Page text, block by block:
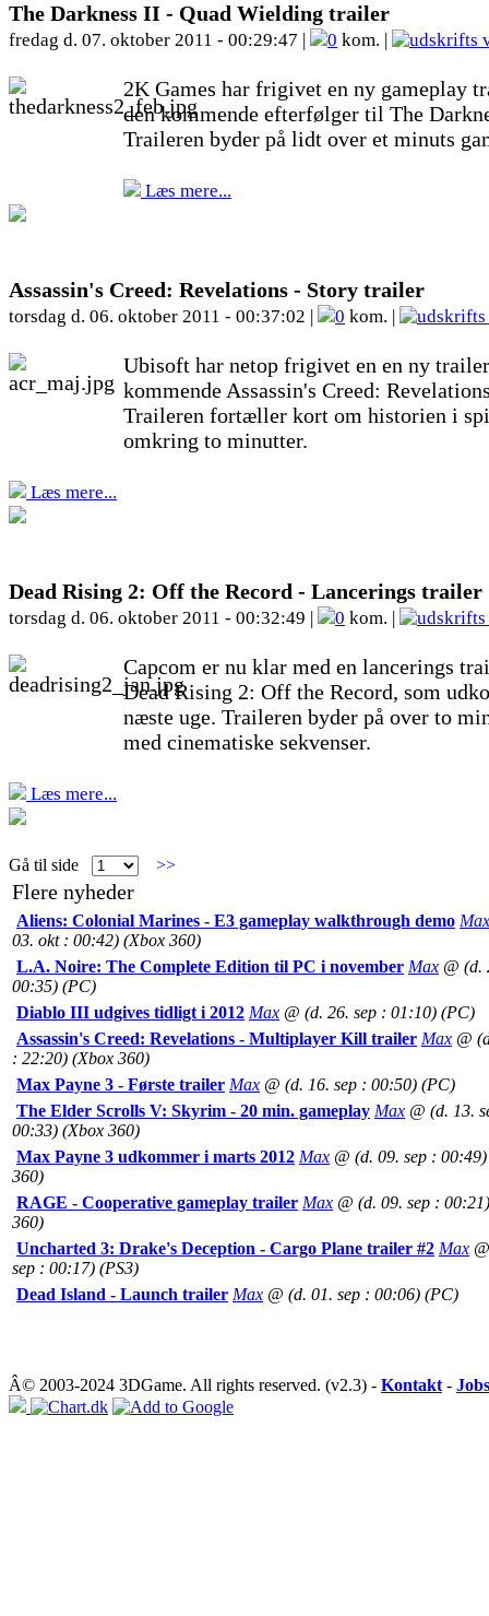
The Darkness II - Quad Wielding trailer
fredag d. 07. oktober 2011 - 00:29:47 | 0 kom. |
2K Games har frigivet en ny gameplay
den kommende efterfølger til The
Traileren byder på lidt over et minuts
Læs mere...
Assassin's Creed: Revelations - Story trailer
torsdag d. 06. oktober 2011 - 00:37:02 | 0 kom. |
Ubisoft har netop frigivet en en ny
kommende Assassin's Creed:
Traileren fortæller kort om historien i
omkring to minutter.
Læs mere...
Dead Rising 2: Off the Record - Lancerings trailer
torsdag d. 06. oktober 2011 - 00:32:49 | 0 kom. |
Capcom er nu klar med en lancerings
Dead Rising 2: Off the Record, som
næste uge. Traileren byder på over to
med cinematiske sekvenser.
Læs mere...
Gå til side >>
Flere nyheder
Aliens: Colonial Marines - E3 gameplay walkthrough demo Max
03. okt : 00:42) (Xbox 360)
L.A. Noire: The Complete Edition til PC i november Max @ (d.
00:35) (PC)
Diablo III udgives tidligt i 2012 Max @ (d. 26. sep : 01:10) (PC)
Assassin's Creed: Revelations - Multiplayer Kill trailer Max @
: 22:20) (Xbox 360)
Max Payne 3 - Første trailer Max @ (d. 16. sep : 00:50) (PC)
The Elder Scrolls V: Skyrim - 20 min. gameplay Max @ (d. 13.
00:33) (Xbox 360)
Max Payne 3 udkommer i marts 2012 Max @ (d. 09. sep :
360)
RAGE - Cooperative gameplay trailer Max @ (d. 09. sep :
360)
Uncharted 3: Drake's Deception - Cargo Plane trailer #2 Max
sep : 00:17) (PS3)
Dead Island - Launch trailer Max @ (d. 01. sep : 00:06) (PC)
Â© 2003-2024 3DGame. All rights reserved. (v2.3) - Kontakt - Jobs